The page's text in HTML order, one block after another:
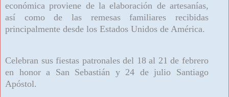
económica proviene de la elaboración de artesanías,
así como de las remesas familiares recibidas
principalmente desde los Estados Unidos de América.
Celebran sus fiestas patronales del 18 al 21 de febrero
en honor a San Sebastián y 24 de julio Santiago
Apóstol.